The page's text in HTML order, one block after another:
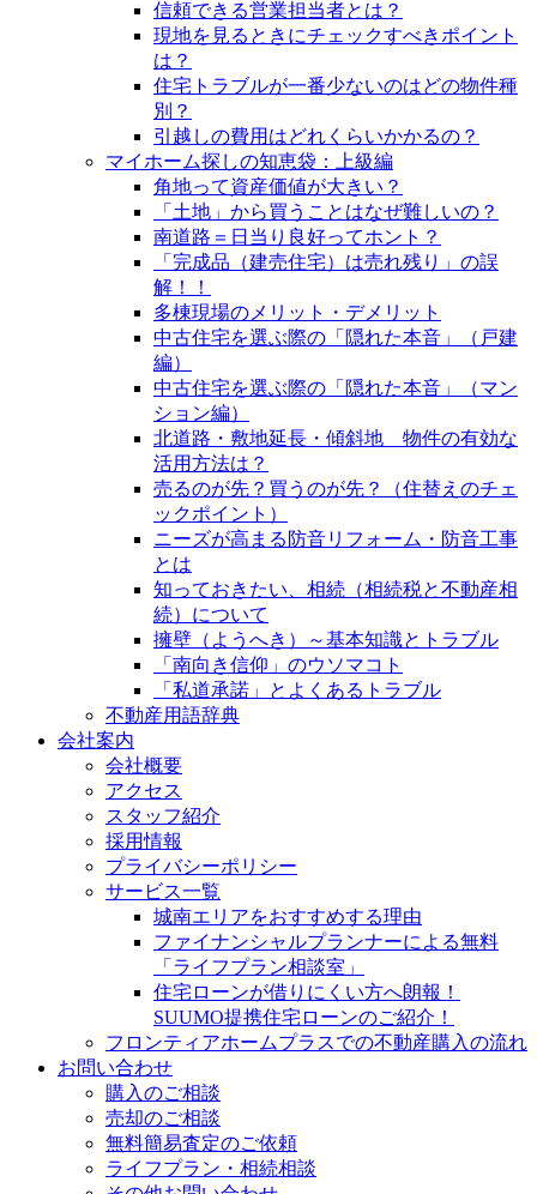
信頼できる営業担当者とは？
現地を見るときにチェックすべきポイント
は？
住宅トラブルが一番少ないのはどの物件種
別？
引越しの費用はどれくらいかかるの？
マイホーム探しの知恵袋：上級編
角地って資産価値が大きい？
「土地」から買うことはなぜ難しいの？
南道路＝日当り良好ってホント？
「完成品（建売住宅）は売れ残り」の誤
解！！
多棟現場のメリット・デメリット
中古住宅を選ぶ際の「隠れた本音」（戸建
編）
中古住宅を選ぶ際の「隠れた本音」（マン
ション編）
北道路・敷地延長・傾斜地 物件の有効な
活用方法は？
売るのが先？買うのが先？（住替えのチェ
ックポイント）
ニーズが高まる防音リフォーム・防音工事
とは
知っておきたい、相続（相続税と不動産相
続）について
擁壁（ようへき）～基本知識とトラブル
「南向き信仰」のウソマコト
「私道承諾」とよくあるトラブル
不動産用語辞典
会社案内
会社概要
アクセス
スタッフ紹介
採用情報
プライバシーポリシー
サービス一覧
城南エリアをおすすめする理由
ファイナンシャルプランナーによる無料
「ライフプラン相談室」
住宅ローンが借りにくい方へ朗報！
SUUMO提携住宅ローンのご紹介！
フロンティアホームプラスでの不動産購入の流れ
お問い合わせ
購入のご相談
売却のご相談
無料簡易査定のご依頼
ライフプラン・相続相談